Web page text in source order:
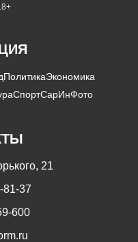
ПолитикаЭкономика
СпортСарИнФото
21
81-37
600